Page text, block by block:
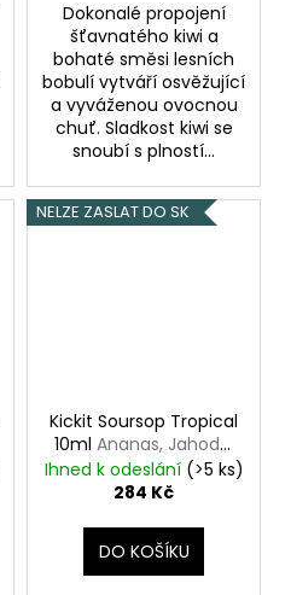
Dokonalé propojení
šťavnatého kiwi a
bohaté směsi lesních
bobulí vytváří osvěžující
a vyváženou ovocnou
chuť. Sladkost kiwi se
snoubí s plností...
NELZE ZASLAT DO SK
Kickit Soursop Tropical
10ml Ananas, Jahoda,
Kokos, Mango
Ihned k odeslání (>5 ks)
284 Kč
DO KOŠÍKU